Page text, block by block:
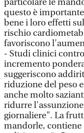
particolare le
questo è
bene i loro effetti
rischio
favoriscono
- Studi clinici
incremento
suggeriscono
riduzione del peso
anche molto
ridurre
giornaliere". La
mandorle, contiene